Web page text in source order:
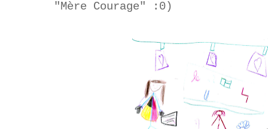
"Mère Courage" :0)